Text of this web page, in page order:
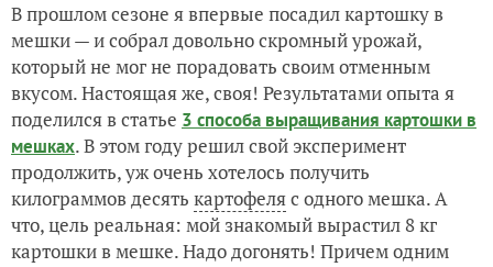
В прошлом сезоне я впервые посадил картошку в
мешки — и собрал довольно скромный урожай,
который не мог не порадовать своим отменным
вкусом. Настоящая же, своя! Результатами опыта я
поделился в статье 3 способа выращивания картошки в
мешках. В этом году решил свой эксперимент
продолжить, уж очень хотелось получить
килограммов десять картофеляс одного мешка. А
что, цель реальная: мой знакомый вырастил 8 кг
картошки в мешке. Надо догонять! Причем одним